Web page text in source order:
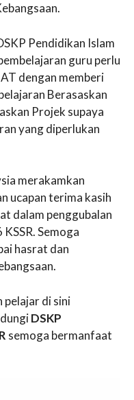
Pendidikan Islam
guru perlu
dengan memberi
Berasaskan
Projek supaya
yang diperlukan
merakamkan
ucapan terima kasih
dalam penggubalan
Semoga
hasrat dan
pelajar di sini
DSKP
semoga bermanfaat